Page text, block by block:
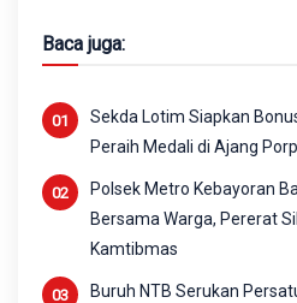
Baca juga:
Sekda Lotim Siapkan
Peraih Medali di Ajang
Polsek Metro Kebayoran
Bersama Warga, Pererat
Kamtibmas
Buruh NTB Serukan